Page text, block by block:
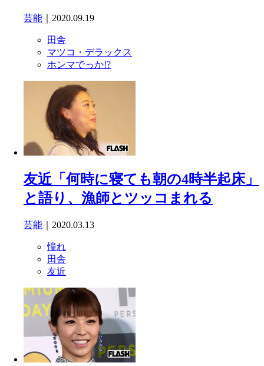
芸能 ｜2020.09.19
田舎
マツコ・デラックス
ホンマでっか!?
友近「何時に寝ても朝の4時半起床」
と語り、漁師とツッコまれる
芸能 ｜2020.03.13
憧れ
田舎
友近